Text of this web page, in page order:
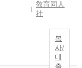
敎育同人
社
복
사/
대
출